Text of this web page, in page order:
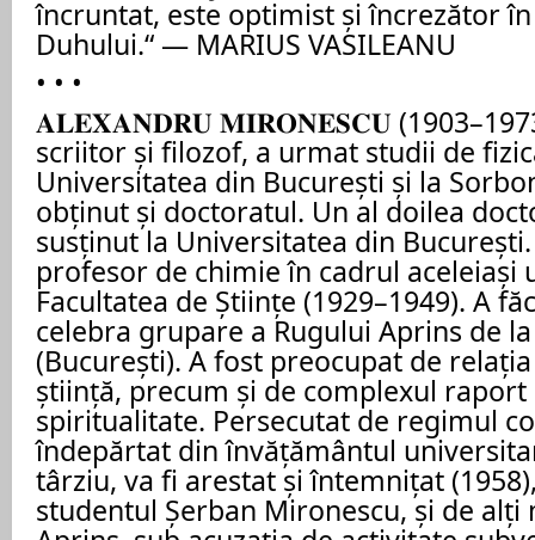
încruntat, este optimist și încrezător
Duhului.“ — MARIUS VASILEANU
• • •
𝐀𝐋𝐄𝐗𝐀𝐍𝐃𝐑𝐔 𝐌𝐈𝐑𝐎𝐍𝐄𝐒𝐂𝐔
scriitor și ﬁlozof, a urmat studii de
Universitatea din București și la
obținut și doctoratul. Un al doilea
susținut la Universitatea din
profesor de chimie în cadrul aceleiași
Facultatea de Științe (1929–1949). A
celebra grupare a Rugului Aprins de
(București). A fost preocupat de
știință, precum și de complexul
spiritualitate. Persecutat de regimul
îndepărtat din învățământul
târziu, va ﬁ arestat și întemnițat
studentul Șerban Mironescu, și de